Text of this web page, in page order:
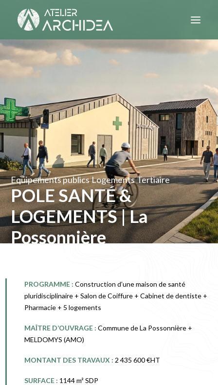
PROJETS
CONTACT
POLE SANTÉ &
LOGEMENTS | La
Possonnière
Equipements publics,Logements,Tertiaire
PROGRAMME : Construction d’une maison de santé
pluridisciplinaire + Salon de Coiffure + Cabinet de dentiste +
Pharmacie + 5 logements
MAÎTRE D’OUVRAGE : Commune de La Possonnière +
MELDOMYS (AMO)
MONTANT DES TRAVAUX : 2 435 600 €HT
SURFACE : 1144 m² SDP